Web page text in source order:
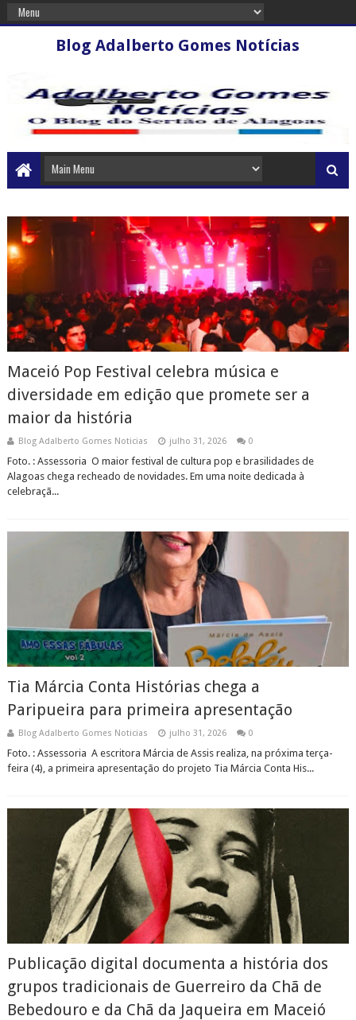
Blog Adalberto Gomes Notícias
Maceió Pop Festival celebra música e
diversidade em edição que promete ser a
maior da história
Blog Adalberto Gomes Noticias julho 31, 2026 0
Foto. : Assessoria O maior festival de cultura pop e brasilidades de
Alagoas chega recheado de novidades. Em uma noite dedicada à
celebraçã...
Tia Márcia Conta Histórias chega a
Paripueira para primeira apresentação
Blog Adalberto Gomes Noticias julho 31, 2026 0
Foto. : Assessoria A escritora Márcia de Assis realiza, na próxima terça-
feira (4), a primeira apresentação do projeto Tia Márcia Conta His...
Publicação digital documenta a história dos
grupos tradicionais de Guerreiro da Chã de
Bebedouro e da Chã da Jaqueira em Maceió